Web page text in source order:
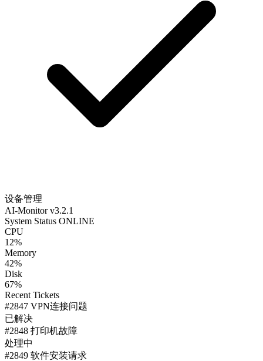
设备管理
AI-Monitor v3.2.1
System Status ONLINE
CPU
12%
Memory
42%
Disk
67%
Recent Tickets
#2847 VPN连接问题
已解决
#2848 打印机故障
处理中
#2849 软件安装请求